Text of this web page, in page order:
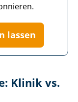
lassen
Klinik vs.